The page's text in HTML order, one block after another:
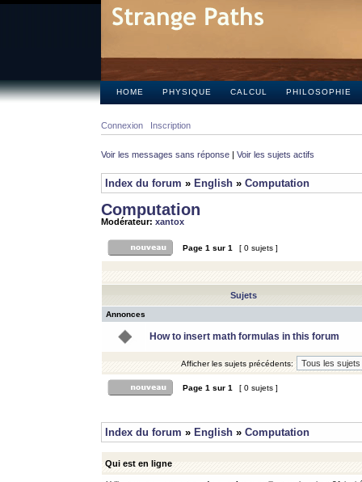
HOME PHYSIQUE CALCUL PHILOSOPHIE
Connexion Inscription
Voir les messages sans réponse | Voir les sujets actifs
Index du forum » English » Computation
Computation
Modérateur: xantox
Page 1 sur 1 [ 0 sujets ]
Sujets
Annonces
How to insert math formulas in this forum
Afficher les sujets précédents:
Page 1 sur 1 [ 0 sujets ]
Index du forum » English » Computation
Qui est en ligne